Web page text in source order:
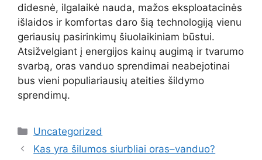
didesnė, ilgalaikė nauda, mažos eksploatacinės
išlaidos ir komfortas daro šią technologiją vienu
geriausių pasirinkimų šiuolaikiniam būstui.
Atsižvelgiant į energijos kainų augimą ir tvarumo
svarbą, oras vanduo sprendimai neabejotinai
bus vieni populiariausių ateities šildymo
sprendimų.
Kategorijos
Uncategorized
Kas yra šilumos siurbliai oras–vanduo?